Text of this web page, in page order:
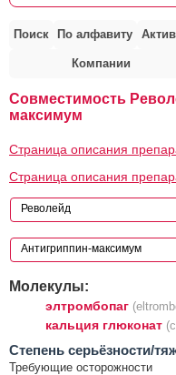
Поиск По алфавиту
Компании
Совместимость
максимум
Страница описания
Страница описания
Молекулы:
элтромбопаг
кальция глюконат
Cтепень серьёзности/
Требующие осторожности